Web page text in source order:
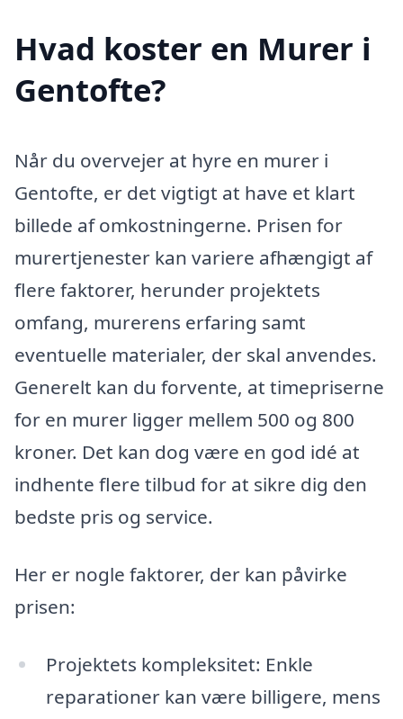
Hvad koster en Murer i
Gentofte?
Når du overvejer at hyre en murer i
Gentofte, er det vigtigt at have et klart
billede af omkostningerne. Prisen for
murertjenester kan variere afhængigt af
flere faktorer, herunder projektets
omfang, murerens erfaring samt
eventuelle materialer, der skal anvendes.
Generelt kan du forvente, at timepriserne
for en murer ligger mellem 500 og 800
kroner. Det kan dog være en god idé at
indhente flere tilbud for at sikre dig den
bedste pris og service.
Her er nogle faktorer, der kan påvirke
prisen:
Projektets kompleksitet: Enkle
reparationer kan være billigere, mens